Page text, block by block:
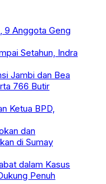
9 Anggota Geng
Setahun, Indra
Jambi dan Bea
766 Butir
Ketua BPD,
dan
di Sumay
dalam Kasus
Penuh